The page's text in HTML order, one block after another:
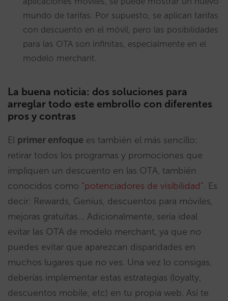
mundo de tarifas. Por supuesto, se aplican tarifas
con descuento en el móvil, pero las posibilidades
para las OTA son infinitas, especialmente en el
modelo merchant.
La buena noticia: dos soluciones para
arreglar todo este embrollo con diferentes
pros y contras
El primer enfoque es también el más sencillo:
retirar todos los programas y promociones que
impliquen un descuento en las OTA, también
conocidos como “potenciadores de visibilidad”. Es
decir: Rewards, Genius, descuentos para móviles,
mejoras gratuitas… Adicionalmente, sería ideal
evitar las OTA de modelo merchant, ya que no
puedes evitar que aparezcan disparidades en
muchos lugares que no ves. Una vez lo consigas,
deberías implementar estas estrategias (loyalty,
descuentos mobile, etc) en tu propia web. Así te